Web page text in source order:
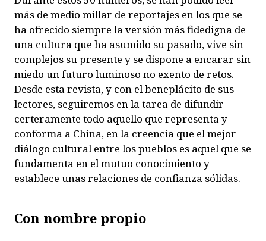
más de medio millar de reportajes en los que se
ha ofrecido siempre la versión más fidedigna de
una cultura que ha asumido su pasado, vive sin
complejos su presente y se dispone a encarar sin
miedo un futuro luminoso no exento de retos.
Desde esta revista, y con el beneplácito de sus
lectores, seguiremos en la tarea de difundir
certeramente todo aquello que representa y
conforma a China, en la creencia que el mejor
diálogo cultural entre los pueblos es aquel que se
fundamenta en el mutuo conocimiento y
establece unas relaciones de confianza sólidas.
Con nombre propio